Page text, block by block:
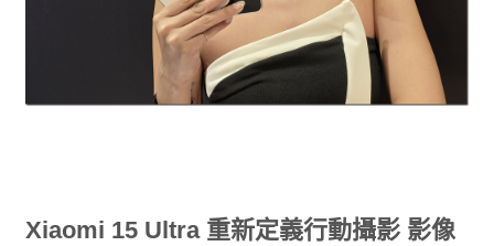
Xiaomi 15 Ultra 重新定義行動攝影 影像